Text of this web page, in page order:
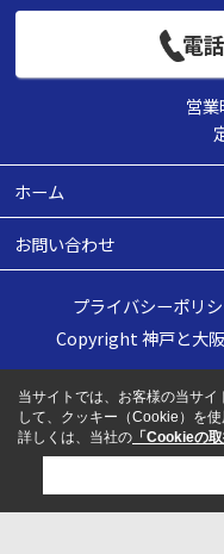
電
営
ホーム
お問い合わせ
プライバシーポリ
Copyright 神戸と大
当サイトでは、お客様の当サ
して、クッキー（Cookie）を使
詳しくは、当社の 「Cookieの